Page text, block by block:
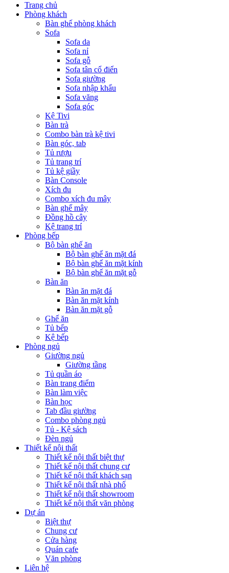
Trang chủ
Phòng khách
Bàn ghế phòng khách
Sofa
Sofa da
Sofa nỉ
Sofa gỗ
Sofa tân cổ điển
Sofa giường
Sofa nhập khẩu
Sofa văng
Sofa góc
Kệ Tivi
Bàn trà
Combo bàn trà kệ tivi
Bàn góc, tab
Tủ rượu
Tủ trang trí
Tủ kệ giầy
Bàn Console
Xích đu
Combo xích đu mây
Bàn ghế mây
Đồng hồ cây
Kệ trang trí
Phòng bếp
Bộ bàn ghế ăn
Bộ bàn ghế ăn mặt đá
Bộ bàn ghế ăn mặt kính
Bộ bàn ghế ăn mặt gỗ
Bàn ăn
Bàn ăn mặt đá
Bàn ăn mặt kính
Bàn ăn mặt gỗ
Ghế ăn
Tủ bếp
Kệ bếp
Phòng ngủ
Giường ngủ
Giường tầng
Tủ quần áo
Bàn trang điểm
Bàn làm việc
Bàn học
Tab đầu giường
Combo phòng ngủ
Tủ - Kệ sách
Đèn ngủ
Thiết kế nội thất
Thiết kế nội thất biệt thự
Thiết kế nội thất chung cư
Thiết kế nội thất khách sạn
Thiết kế nội thất nhà phố
Thiết kế nội thất showroom
Thiết kế nội thất văn phòng
Dự án
Biệt thự
Chung cư
Cửa hàng
Quán cafe
Văn phòng
Liên hệ